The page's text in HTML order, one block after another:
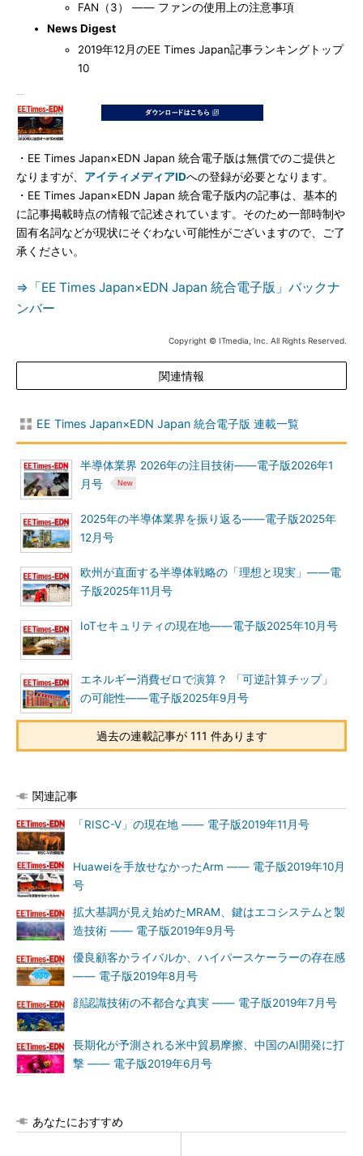
FAN（3） ―― ファンの使用上の注意事項
News Digest
2019年12月のEE Times Japan記事ランキングトップ
10
・EE Times Japan×EDN Japan 統合電子版は無償でのご提供と
なりますが、 アイティメディアIDへの登録が必要となります。
・EE Times Japan×EDN Japan 統合電子版内の記事は、基本的
に記事掲載時点の情報で記述されています。そのため一部時制や
固有名詞などが現状にそぐわない可能性がございますので、ご了
承ください。
⇒「EE Times Japan×EDN Japan 統合電子版」バックナ
ンバー
Copyright © ITmedia, Inc. All Rights Reserved.
関連情報
EE Times Japan×EDN Japan 統合電子版 連載一覧
半導体業界 2026年の注目技術――電子版2026年1
月号
2025年の半導体業界を振り返る――電子版2025年
12月号
欧州が直面する半導体戦略の「理想と現実」――電
子版2025年11月号
IoTセキュリティの現在地――電子版2025年10月号
エネルギー消費ゼロで演算？ 「可逆計算チップ」
の可能性――電子版2025年9月号
過去の連載記事が 111 件あります
関連記事
「RISC-V」の現在地 ―― 電子版2019年11月号
Huaweiを手放せなかったArm ―― 電子版2019年10月
号
拡大基調が見え始めたMRAM、鍵はエコシステムと製
造技術 ―― 電子版2019年9月号
優良顧客かライバルか、ハイパースケーラーの存在感
―― 電子版2019年8月号
顔認識技術の不都合な真実 ―― 電子版2019年7月号
長期化が予測される米中貿易摩擦、中国のAI開発に打
撃 ―― 電子版2019年6月号
あなたにおすすめ